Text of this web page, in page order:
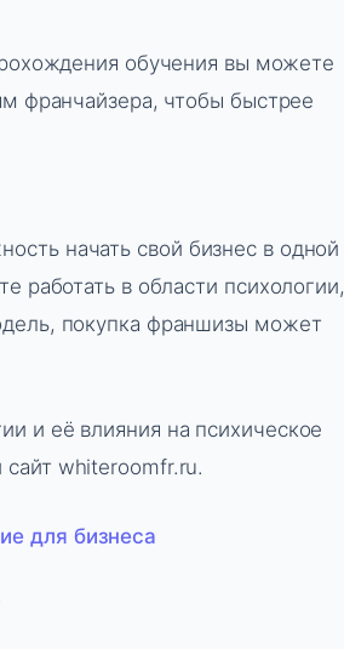
обучения вы можете
франчайзера, чтобы быстрее
начать свой бизнес в одной
работать в области психологии,
покупка франшизы может
и её влияния на психическое
whiteroomfr.ru.
для бизнеса